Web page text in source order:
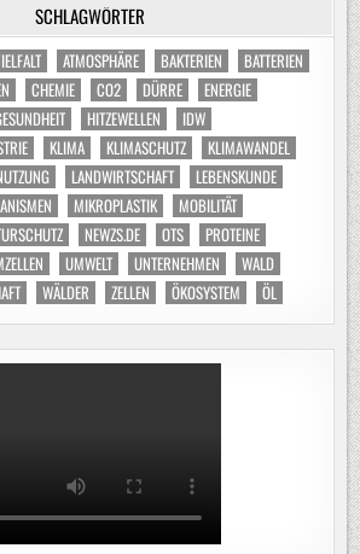
SCHLAGWÖRTER
ATMOSPHÄRE BAKTERIEN
BATTERIEN
CHEMIE CO2 DÜRRE
ENERGIE
HITZEWELLEN
IDW
KLIMA KLIMASCHUTZ
KLIMAWANDEL
LANDWIRTSCHAFT
LEBENSKUNDE
MIKROPLASTIK
MOBILITÄT
NEWZS.DE OTS
PROTEINE
UMWELT UNTERNEHMEN
WALD
WÄLDER ZELLEN ÖKOSYSTEM ÖL